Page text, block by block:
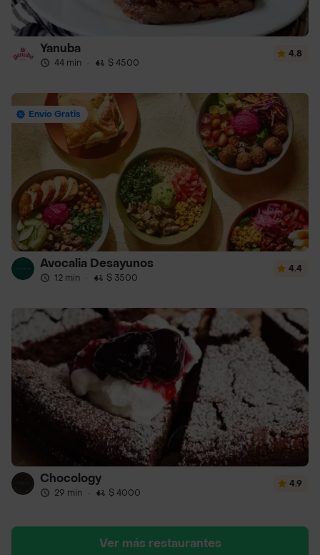
Yanuba
44 min · $ 4500
4.8
Envío Gratis
Avocalia Desayunos
12 min · $ 3500
4.4
Chocology
29 min · $ 4000
4.9
Ver más restaurantes